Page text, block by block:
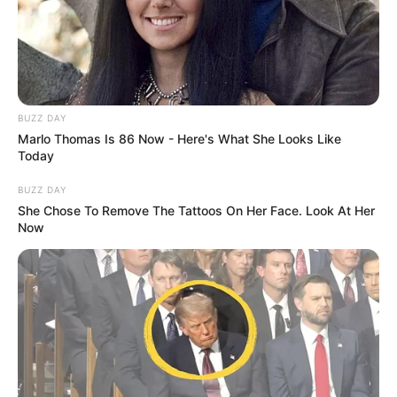
elismeri-e a vereséget a miniszterelnök.
Most már úgy tűnik:
igen.
Már számokban is látszik a fordulat
A legfrissebb adatok (45,71%-os
feldolgozottságnál):
– Tisza Párt: 135 mandátum
– Fidesz–KDNP: 57 mandátum
– Mi Hazánk Mozgalom: 7 mandátum
BUZZ DAY
Marlo Thomas Is 86 Now - Here's What She Looks Like
Today
BUZZ DAY
She Chose To Remove The Tattoos On Her Face. Look At Her
Now